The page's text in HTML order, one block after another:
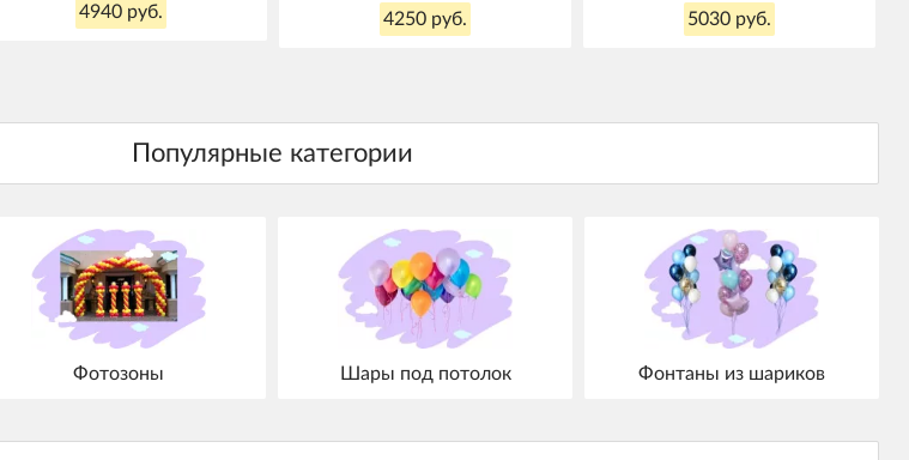
4940 руб. 4250 руб. 5030 руб.
Фотозоны Шары под потолок Фонтаны из шариков